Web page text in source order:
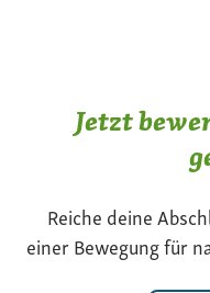
Jetzt
Reiche deine
einer Bewegung für